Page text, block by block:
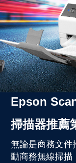
Epson
掃描器推薦
無論是商務文件
動商務無線掃描